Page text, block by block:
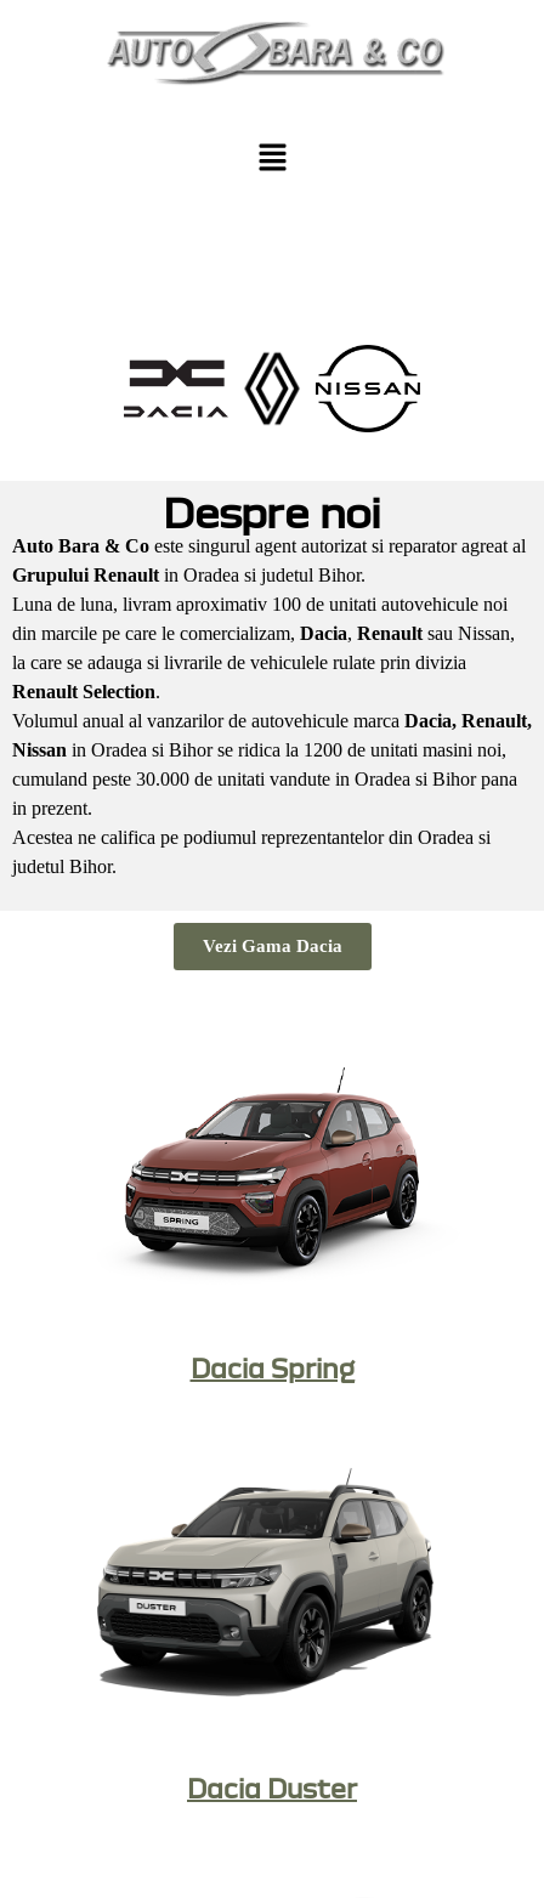
Despre noi
Auto Bara & Co este singurul agent autorizat si reparator agreat al
Grupului Renault in Oradea si judetul Bihor.
Luna de luna, livram aproximativ 100 de unitati autovehicule noi
din marcile pe care le comercializam, Dacia, Renault sau Nissan,
la care se adauga si livrarile de vehiculele rulate prin divizia
Renault Selection.
Volumul anual al vanzarilor de autovehicule marca Dacia, Renault,
Nissan in Oradea si Bihor se ridica la 1200 de unitati masini noi,
cumuland peste 30.000 de unitati vandute in Oradea si Bihor pana
in prezent.
Acestea ne califica pe podiumul reprezentantelor din Oradea si
judetul Bihor.
Vezi Gama Dacia
Dacia Spring
Dacia Duster